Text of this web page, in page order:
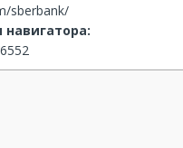
sberbank/